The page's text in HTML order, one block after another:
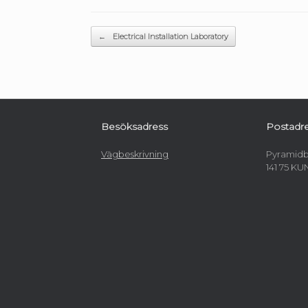
Post navigation
← Electrical Installation Laboratory
Besöksadress
Vägbeskrivning
141 75